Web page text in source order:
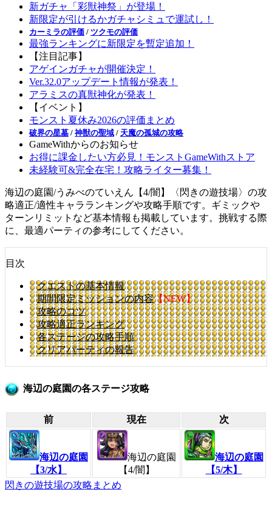
新ガチャ「彩獣神祭」が登場！
新限定が引けるかガチャシミュで運試し！
カーミラの評価 / ツクモの評価
最強ランキングに新限定を暫定追加！
【注目記事】
アゲインガチャが開催決定！
Ver.32.0アップデート情報が発表！
アラミスの真獣神化が発表！
【イベント】
モンスト夏休み2026の評価まとめ
破界の星墓 / 神獣の聖域 / 天魔の孤城の攻略
GameWithからのお知らせ
お得に課金したい方必見！モンストGameWithストア
未経験可&完全在宅！攻略ライター募集！
海辺の庭園/うみべのていえん【4/闇】〈閃きの遊技場〉の攻
略適正/適性キャラランキングや攻略手順です。ギミックや
ターンリミットなど基本情報も掲載しています。挑戦する際
に、最適パーティの参考にしてください。
目次
クエストの基本情報
期間限定ミッションの内容【NEW】
攻略のコツ
攻略適正ランキング
各ステージの攻略手順
クリアパーティの報告
海辺の庭園の各ステージ攻略
前 現在 次
海辺の庭園
【3/水】
海辺の庭園
【4/闇】
海辺の庭園
【5/木】
閃きの遊技場の攻略まとめ